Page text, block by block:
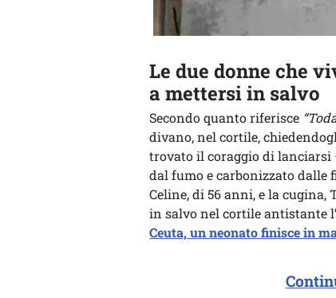
Le due donne che
a mettersi in salvo
Secondo quanto riferisce
divano, nel cortile,
trovato il coraggio di lanciarsi
dal fumo e carbonizzato dalle
Celine, di 56 anni, e la
in salvo nel cortile antistante
Ceuta, un neonato finisce in